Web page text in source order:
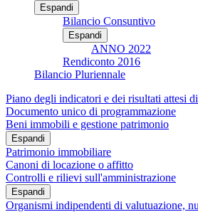
Espandi
Bilancio Consuntivo
Espandi
ANNO 2022
Rendiconto 2016
Bilancio Pluriennale
Piano degli indicatori e dei risultati attesi
Documento unico di programmazione
Beni immobili e gestione patrimonio
Espandi
Patrimonio immobiliare
Canoni di locazione o affitto
Controlli e rilievi sull'amministrazione
Espandi
Organismi indipendenti di valutuazione,